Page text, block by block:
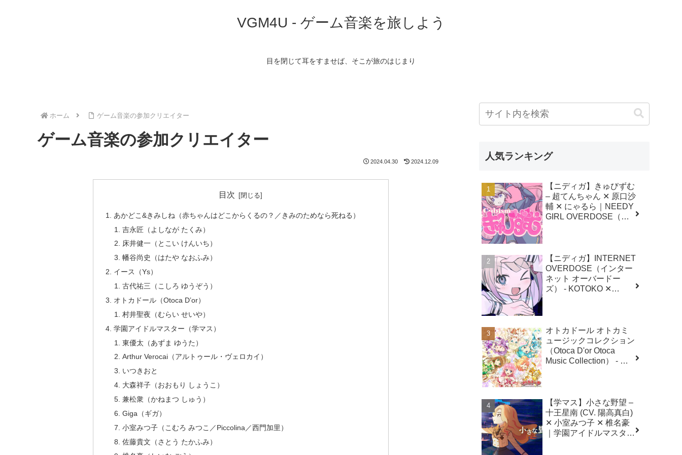
VGM4U - ゲーム音楽を旅しよう
目を閉じて耳をすませば、そこが旅のはじまり
ホーム ゲーム音楽の参加クリエイター
ゲーム音楽の参加クリエイター
2024.04.30 2024.12.09
目次
あかどこ&きみしね（赤ちゃんはどこからくるの？／きみのためなら死ねる）
吉永匠（よしなが たくみ）
床井健一（とこい けんいち）
幡谷尚史（はたや なおふみ）
イース（Ys）
古代祐三（こしろ ゆうぞう）
オトカドール（Otoca D’or）
村井聖夜（むらい せいや）
学園アイドルマスター（学マス）
東優太（あずま ゆうた）
Arthur Verocai（アルトゥール・ヴェロカイ）
いつきおと
大森祥子（おおもり しょうこ）
兼松衆（かねまつ しゅう）
Giga（ギガ）
小室みつ子（こむろ みつこ／Piccolina／西門加里）
佐藤貴文（さとう たかふみ）
人気ランキング
【ニディガ】きゅびずむ
– 超てんちゃん ✕ 原口沙
輔 ✕ にゃるら｜NEEDY
GIRL OVERDOSE（二
【ニディガ】INTERNET
OVERDOSE（インター
ネット オーバードー
ズ） - KOTOKO ✕
ガール オーバードー
ズ）
オトカドール オトカミ
ュージックコレクション
（Otoca D'or Otoca
Music Collection） - 村
【学マス】小さな野望 –
十王星南 (CV. 陽高真白)
✕ 小室みつ子 ✕ 椎名豪
｜学園アイドルマスター